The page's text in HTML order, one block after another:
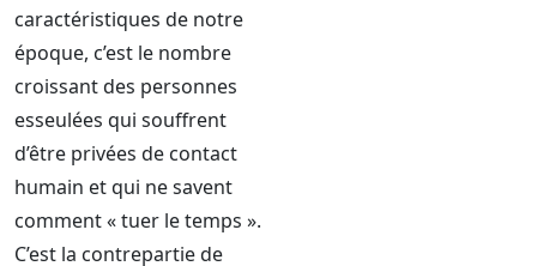
caractéristiques de notre
époque, c’est le nombre
croissant des personnes
esseulées qui souffrent
d’être privées de contact
humain et qui ne savent
comment « tuer le temps ».
C’est la contrepartie de